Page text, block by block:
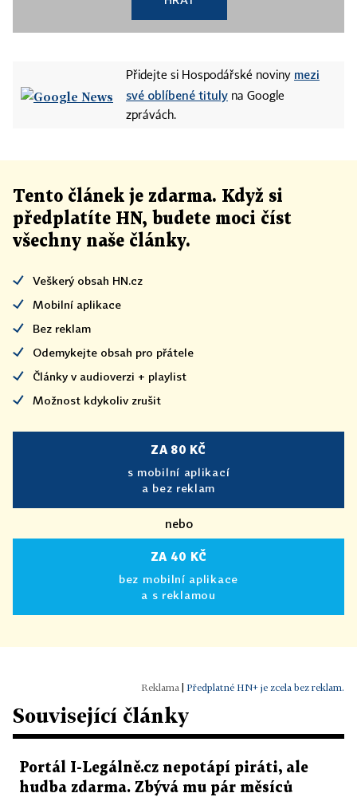
Přidejte si Hospodářské noviny mezi
své oblíbené tituly na Google
zprávách.
Tento článek je zdarma. Když si
předplatíte HN, budete moci číst
všechny naše články.
Veškerý obsah HN.cz
Mobilní aplikace
Bez reklam
Odemykejte obsah pro přátele
Články v audioverzi + playlist
Možnost kdykoliv zrušit
ZA 80 KČ
s mobilní aplikací
a bez reklam
nebo
ZA 40 KČ
bez mobilní aplikace
a s reklamou
Předplatné HN+ je zcela bez reklam.
Související články
Portál I-Legálně.cz nepotápí piráti, ale
hudba zdarma. Zbývá mu pár měsíců